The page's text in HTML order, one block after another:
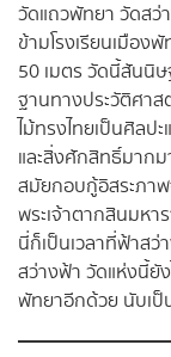
วัดแถวพัทยา วัดส
ข้ามโรงเรียนเมือง
50 เมตร วัดนี้สันนิ
ฐานทางประวัติศาส
ไม้ทรงไทยเป็นศิลป
และสิ่งศักสิทธิ์มากม
สมัยกอบกู้อิสระภา
พระเจ้าตากสินมห
นี่ก็เป็นเวลาที่ฟ้าสว่
สว่างฟ้า วัดแห่งนี้ยั
พัทยาอีกด้วย นับเป็